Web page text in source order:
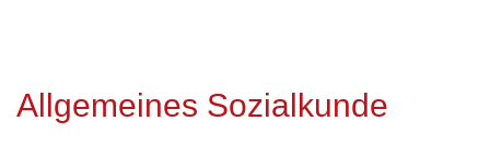
Allgemeines Sozialkunde